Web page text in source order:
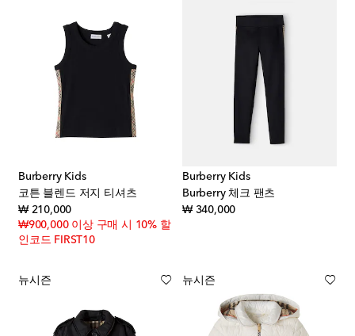
Burberry Kids
코튼 블렌드 저지 티셔츠
₩ 210,000original price
₩900,000 이상 구매 시 10% 할
인코드 FIRST10
Burberry Kids
Burberry 체크 팬츠
₩ 340,000original price
뉴시즌 뉴시즌